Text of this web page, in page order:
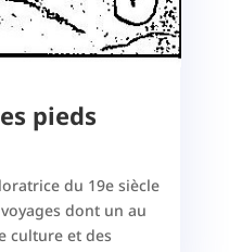
pieds
du 19e siècle
dont un au
culture et des